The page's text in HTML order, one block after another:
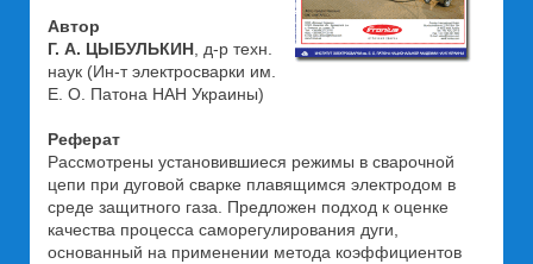
Автор
Г. А. ЦЫБУЛЬКИН , д-р техн.
наук (Ин-т электросварки им.
Е. О. Патона НАН Украины)
Реферат
Рассмотрены установившиеся режимы в сварочной
цепи при дуговой сварке плавящимся электродом в
среде защитного газа. Предложен подход к оценке
качества процесса саморегулирования дуги,
основанный на применении метода коэффициентов